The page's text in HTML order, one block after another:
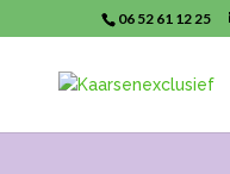
06 52 61 12 25